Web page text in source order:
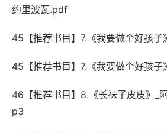
约里波瓦.pdf
45【推荐书目】7.《我要做个好孩子
45【推荐书目】7.《我要做个好孩子
46【推荐书目】8.《长袜子皮皮》_
p3